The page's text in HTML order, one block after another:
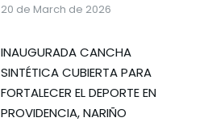
20 de March de 2026
INAUGURADA CANCHA
SINTÉTICA CUBIERTA PARA
FORTALECER EL DEPORTE EN
PROVIDENCIA, NARIÑO